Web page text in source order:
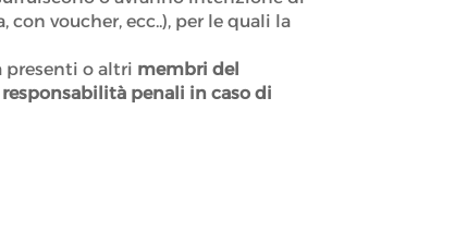
voucher, ecc..), per le quali la
presenti o altri membri del
penali in caso di